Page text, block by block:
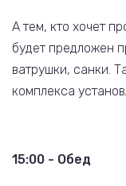
А тем, кто хочет
будет предложен
ватрушки, санки.
комплекса
15:00 - Обед